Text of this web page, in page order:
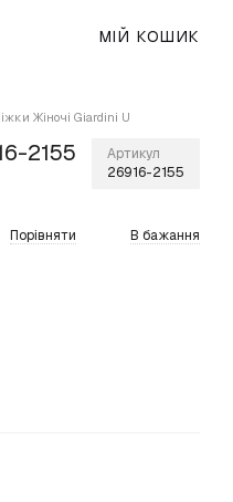
МІЙ КОШИК
Жіночі Giardini U
2155 Артикул
26916-2155
Порівняти В бажання